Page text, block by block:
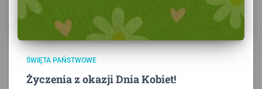
ŚWIĘTA PAŃSTWOWE
Życzenia z okazji Dnia Kobiet!